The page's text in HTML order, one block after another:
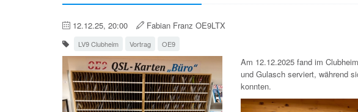
12.12.25, 20:00 Fabian Franz OE9LTX
LV9 Clubheim Vortrag OE9
Am 12.12.2025 fand im
und Gulasch serviert, während
konnten.